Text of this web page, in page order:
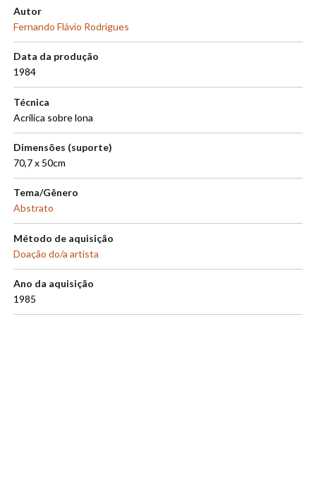
Autor
Fernando Flávio Rodrigues
Data da produção
1984
Técnica
Acrílica sobre lona
Dimensões (suporte)
70,7 x 50cm
Tema/Gênero
Abstrato
Método de aquisição
Doação do/a artista
Ano da aquisição
1985